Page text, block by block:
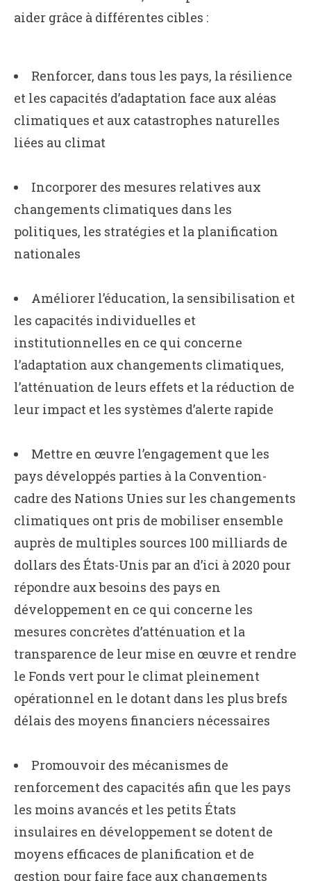
aider grâce à différentes cibles :
Renforcer, dans tous les pays, la résilience
et les capacités d’adaptation face aux aléas
climatiques et aux catastrophes naturelles
liées au climat
Incorporer des mesures relatives aux
changements climatiques dans les
politiques, les stratégies et la planification
nationales
Améliorer l’éducation, la sensibilisation et
les capacités individuelles et
institutionnelles en ce qui concerne
l’adaptation aux changements climatiques,
l’atténuation de leurs effets et la réduction de
leur impact et les systèmes d’alerte rapide
Mettre en œuvre l’engagement que les
pays développés parties à la Convention-
cadre des Nations Unies sur les changements
climatiques ont pris de mobiliser ensemble
auprès de multiples sources 100 milliards de
dollars des États-Unis par an d’ici à 2020 pour
répondre aux besoins des pays en
développement en ce qui concerne les
mesures concrètes d’atténuation et la
transparence de leur mise en œuvre et rendre
le Fonds vert pour le climat pleinement
opérationnel en le dotant dans les plus brefs
délais des moyens financiers nécessaires
Promouvoir des mécanismes de
renforcement des capacités afin que les pays
les moins avancés et les petits États
insulaires en développement se dotent de
moyens efficaces de planification et de
gestion pour faire face aux changements